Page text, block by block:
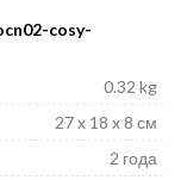
cosy-
0.32 kg
27 x 18 x 8 см
2 года